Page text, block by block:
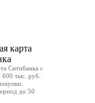
Ситибанка с
тыс. руб.
до 50